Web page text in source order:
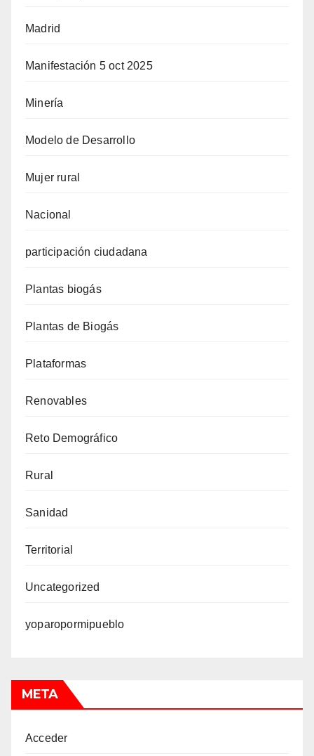
Madrid
Manifestación 5 oct 2025
Minería
Modelo de Desarrollo
Mujer rural
Nacional
participación ciudadana
Plantas biogás
Plantas de Biogás
Plataformas
Renovables
Reto Demográfico
Rural
Sanidad
Territorial
Uncategorized
yoparopormipueblo
META
Acceder